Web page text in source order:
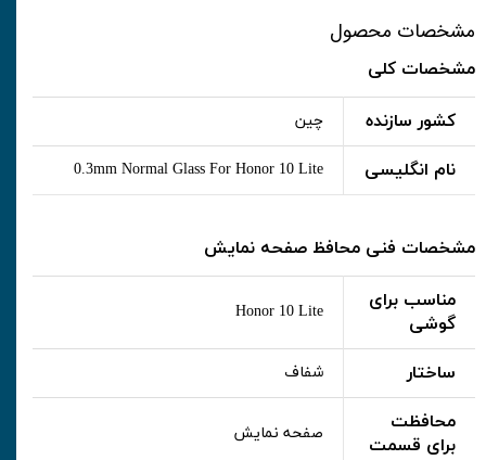
مشخصات محصول
مشخصات کلی
کشور سازنده چین
نام انگلیسی 0.3mm Normal Glass For Honor 10 Lite
مشخصات فنی محافظ صفحه نمایش
مناسب برای
گوشی
Honor 10 Lite
ساختار شفاف
محافظت
برای قسمت
صفحه نمایش